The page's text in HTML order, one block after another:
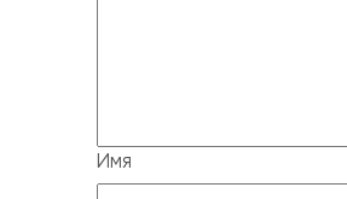
Имя